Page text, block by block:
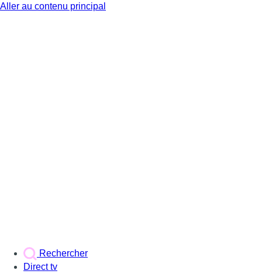
Aller au contenu principal
Rechercher
Direct tv